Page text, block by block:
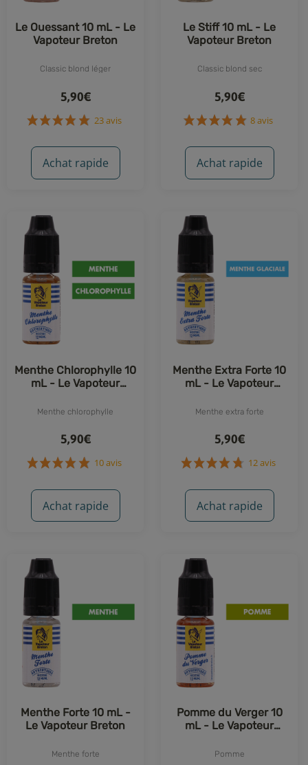
Le Ouessant 10 mL - Le
Vapoteur Breton
Classic blond léger
5,90€
23 avis
Achat rapide
Le Stiff 10 mL - Le
Vapoteur Breton
Classic blond sec
5,90€
8 avis
Achat rapide
Menthe Chlorophylle 10
mL - Le Vapoteur
Menthe chlorophylle
5,90€
10 avis
Achat rapide
Menthe Extra Forte 10
mL - Le Vapoteur
Menthe extra forte
5,90€
12 avis
Achat rapide
Menthe Forte 10 mL -
Le Vapoteur Breton
Menthe forte
Pomme du Verger 10
mL - Le Vapoteur
Pomme